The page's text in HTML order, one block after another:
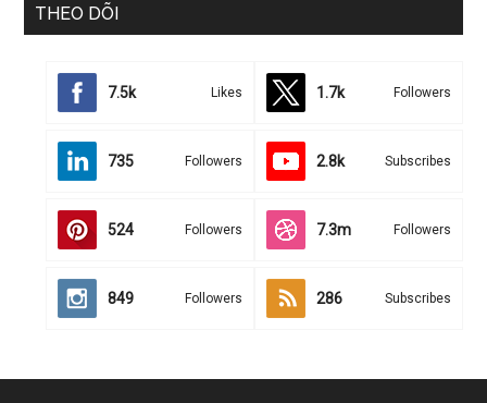
THEO DÕI
7.5k Likes 1.7k Followers
735 Followers 2.8k Subscribes
524 Followers 7.3m Followers
849 Followers 286 Subscribes